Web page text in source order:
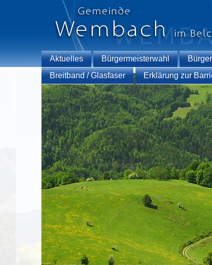
Aktuelles Bürgermeisterwahl
Breitband / Glasfaser
Erklärung zur